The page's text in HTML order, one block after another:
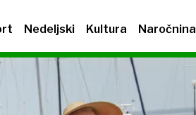
Nedeljski Kultura Naročnina